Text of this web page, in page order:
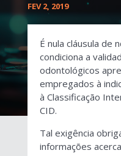
FEV 2, 2019
É nula cláusula de
condiciona a
odontológicos
empregados à
à Classificação
CID.
Tal exigência
informações